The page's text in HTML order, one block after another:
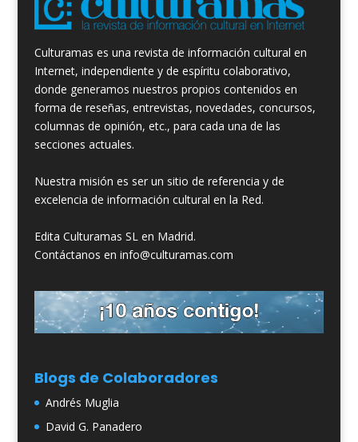
Culturamas es una revista de información cultural en
Internet, independiente y de espíritu colaborativo,
donde generamos nuestros propios contenidos en
forma de reseñas, entrevistas, novedades, concursos,
columnas de opinión, etc., para cada una de las
secciones actuales.
Nuestra misión es ser un sitio de referencia y de
excelencia de información cultural en la Red.
Edita Culturamas SL en Madrid.
Contáctanos en info@culturamas.com
Blogs de Colaboradores
Andrés Muglia
David G. Panadero